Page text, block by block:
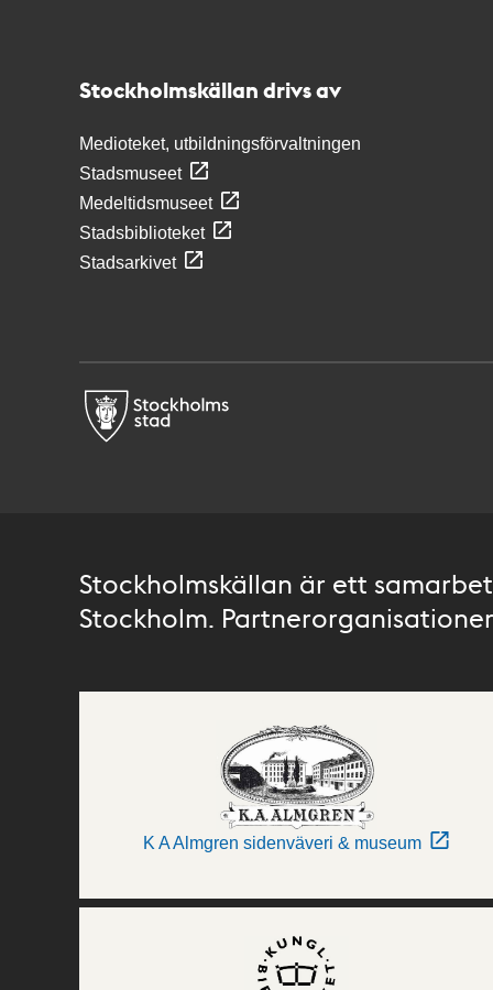
Stockholmskällan drivs av
Medioteket, utbildningsförvaltningen
Stadsmuseet
Medeltidsmuseet
Stadsbiblioteket
Stadsarkivet
Stockholmskällan är ett
Stockholm.
K A Almgren sidenväveri & museum